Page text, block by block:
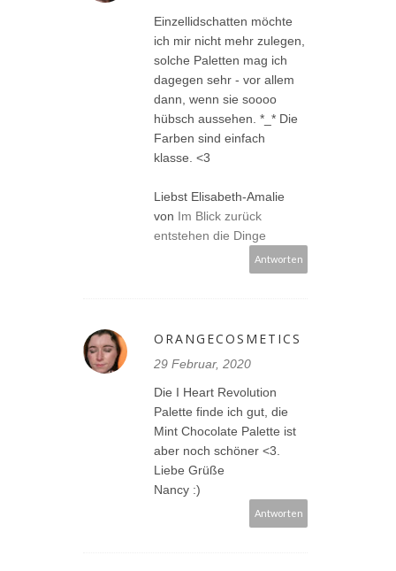
Einzellidschatten möchte
ich mir nicht mehr zulegen,
solche Paletten mag ich
dagegen sehr - vor allem
dann, wenn sie soooo
hübsch aussehen. *_* Die
Farben sind einfach
klasse. <3
Liebst Elisabeth-Amalie
von Im Blick zurück
entstehen die Dinge
Antworten
ORANGECOSMETICS
29 Februar, 2020
Die I Heart Revolution
Palette finde ich gut, die
Mint Chocolate Palette ist
aber noch schöner <3.
Liebe Grüße
Nancy :)
Antworten